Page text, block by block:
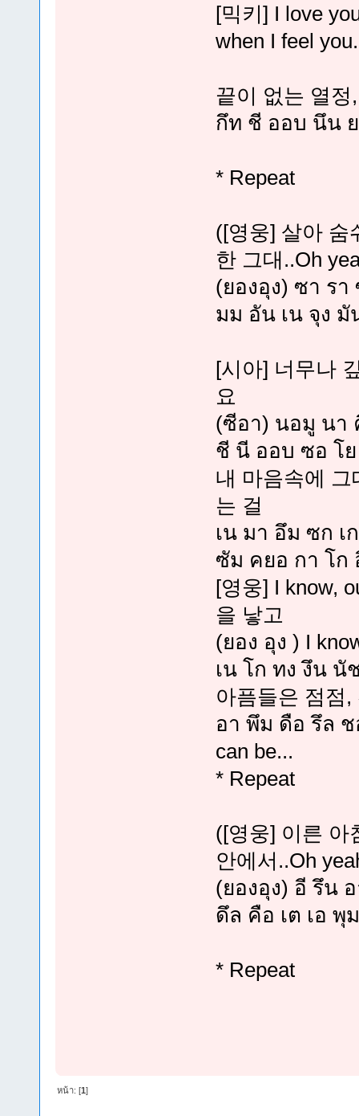
[믹키] I love
when I feel
끝이 없는 열
กึท ชี ออบ นึน
* Repeat
([영웅] 살아 숨
한 그대..Oh
(ยองอุง) ซา ร
มม อัน เน จุง มั
[시아] 너무나
요
(ซีอา) นอมู นา
ชี นี ออบ ซอ โย
내 마음속에
는 걸
เน มา อึม ซก เ
ซัม คยอ กา โก
[영웅] I know,
을 낳고
(ยอง อุง ) I
เน โก ทง งึน นั
아픔들은 점점
อา พึม ดือ รึล
can be...
* Repeat
([영웅] 이른 아
안에서..Oh
(ยองอุง) อี รึน
ดึล คือ เต เอ พุ
* Repeat
หน้า: [1]